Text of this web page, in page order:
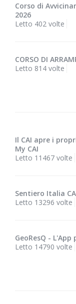
Corso di
2026
Letto 402 volte
CORSO DI
Letto 814 volte
Il CAI apre i
My CAI
Letto 11467 volte
Sentiero Italia
Letto 13296 volte
GeoResQ -
Letto 14790 volte